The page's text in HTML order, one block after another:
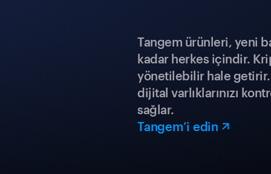
Tangem ürünleri, yeni
kadar herkes içindir.
yönetilebilir hale
dijital varlıklarınızı
sağlar.
Tangem’i edin